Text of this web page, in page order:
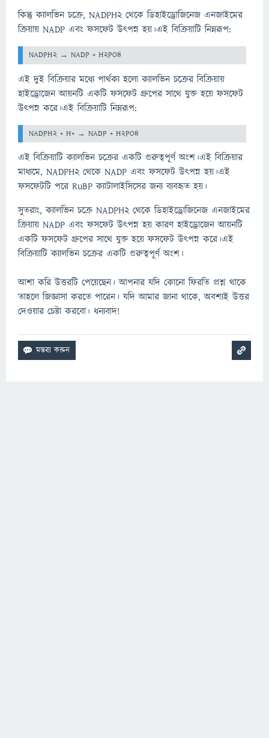
কিন্তু ক্যালভিন চক্রে, NADPH2 থেকে ডিহাইড্রোজিনেজ এনজাইমের
ক্রিয়ায় NADP এবং ফসফেট উৎপন্ন হয়।এই বিক্রিয়াটি নিম্নরূপ:
এই দুই বিক্রিয়ার মধ্যে পার্থক্য হলো ক্যালভিন চক্রের বিক্রিয়ায়
হাইড্রোজেন আয়নটি একটি ফসফেট গ্রুপের সাথে যুক্ত হয়ে ফসফেট
উৎপন্ন করে।এই বিক্রিয়াটি নিম্নরূপ:
এই বিক্রিয়াটি ক্যালভিন চক্রের একটি গুরুত্বপূর্ণ অংশ।এই বিক্রিয়ার
মাধ্যমে, NADPH2 থেকে NADP এবং ফসফেট উৎপন্ন হয়।এই
ফসফেটটি পরে RuBP ক্যাটালাইসিসের জন্য ব্যবহৃত হয়।
সুতরাং, ক্যালভিন চক্রে NADPH2 থেকে ডিহাইড্রোজিনেজ এনজাইমের
ক্রিয়ায় NADP এবং ফসফেট উৎপন্ন হয় কারণ হাইড্রোজেন আয়নটি
একটি ফসফেট গ্রুপের সাথে যুক্ত হয়ে ফসফেট উৎপন্ন করে।এই
বিক্রিয়াটি ক্যালভিন চক্রের একটি গুরুত্বপূর্ণ অংশ।
আশা করি উত্তরটি পেয়েছেন। আপনার যদি কোনো ফিরতি প্রশ্ন থাকে
তাহলে জিজ্ঞাসা করতে পারেন। যদি আমার জানা থাকে, অবশ্যই উত্তর
দেওয়ার চেষ্টা করবো। ধন্যবাদ!